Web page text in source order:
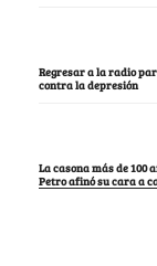
Regresar a la radio
contra la depresión
La casona más de 100
Petro afinó su cara a